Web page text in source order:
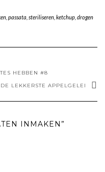
, passata steriliseren, ketchup, drogen
HEBBEN #8
DE LEKKERSTE APPELGELEI
INMAKEN”